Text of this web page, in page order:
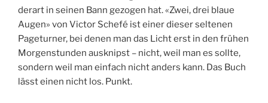
derart in seinen Bann gezogen hat. «Zwei, drei blaue
Augen» von Victor Schefé ist einer dieser seltenen
Pageturner, bei denen man das Licht erst in den frühen
Morgenstunden ausknipst – nicht, weil man es sollte,
sondern weil man einfach nicht anders kann. Das Buch
lässt einen nicht los. Punkt.